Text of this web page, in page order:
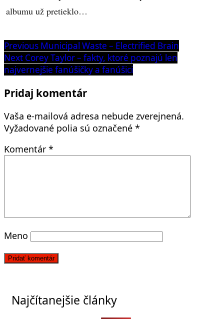
albumu už pretieklo…
Navigácia
v
článku
Previous Previous
post:
Municipal Waste – Electrified Brain
Next Next
post:
Corey Taylor – fakty, ktoré poznajú len
najvernejšie fanúšičky a fanúšici
Pridaj komentár
Vaša e-mailová adresa nebude zverejnená.
Vyžadované polia sú označené *
Komentár *
Meno
Najčítanejšie články